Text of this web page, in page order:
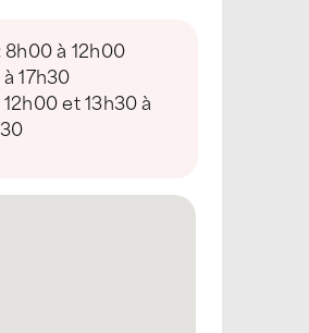
8h00 à 12h00
17h30
et 13h30 à